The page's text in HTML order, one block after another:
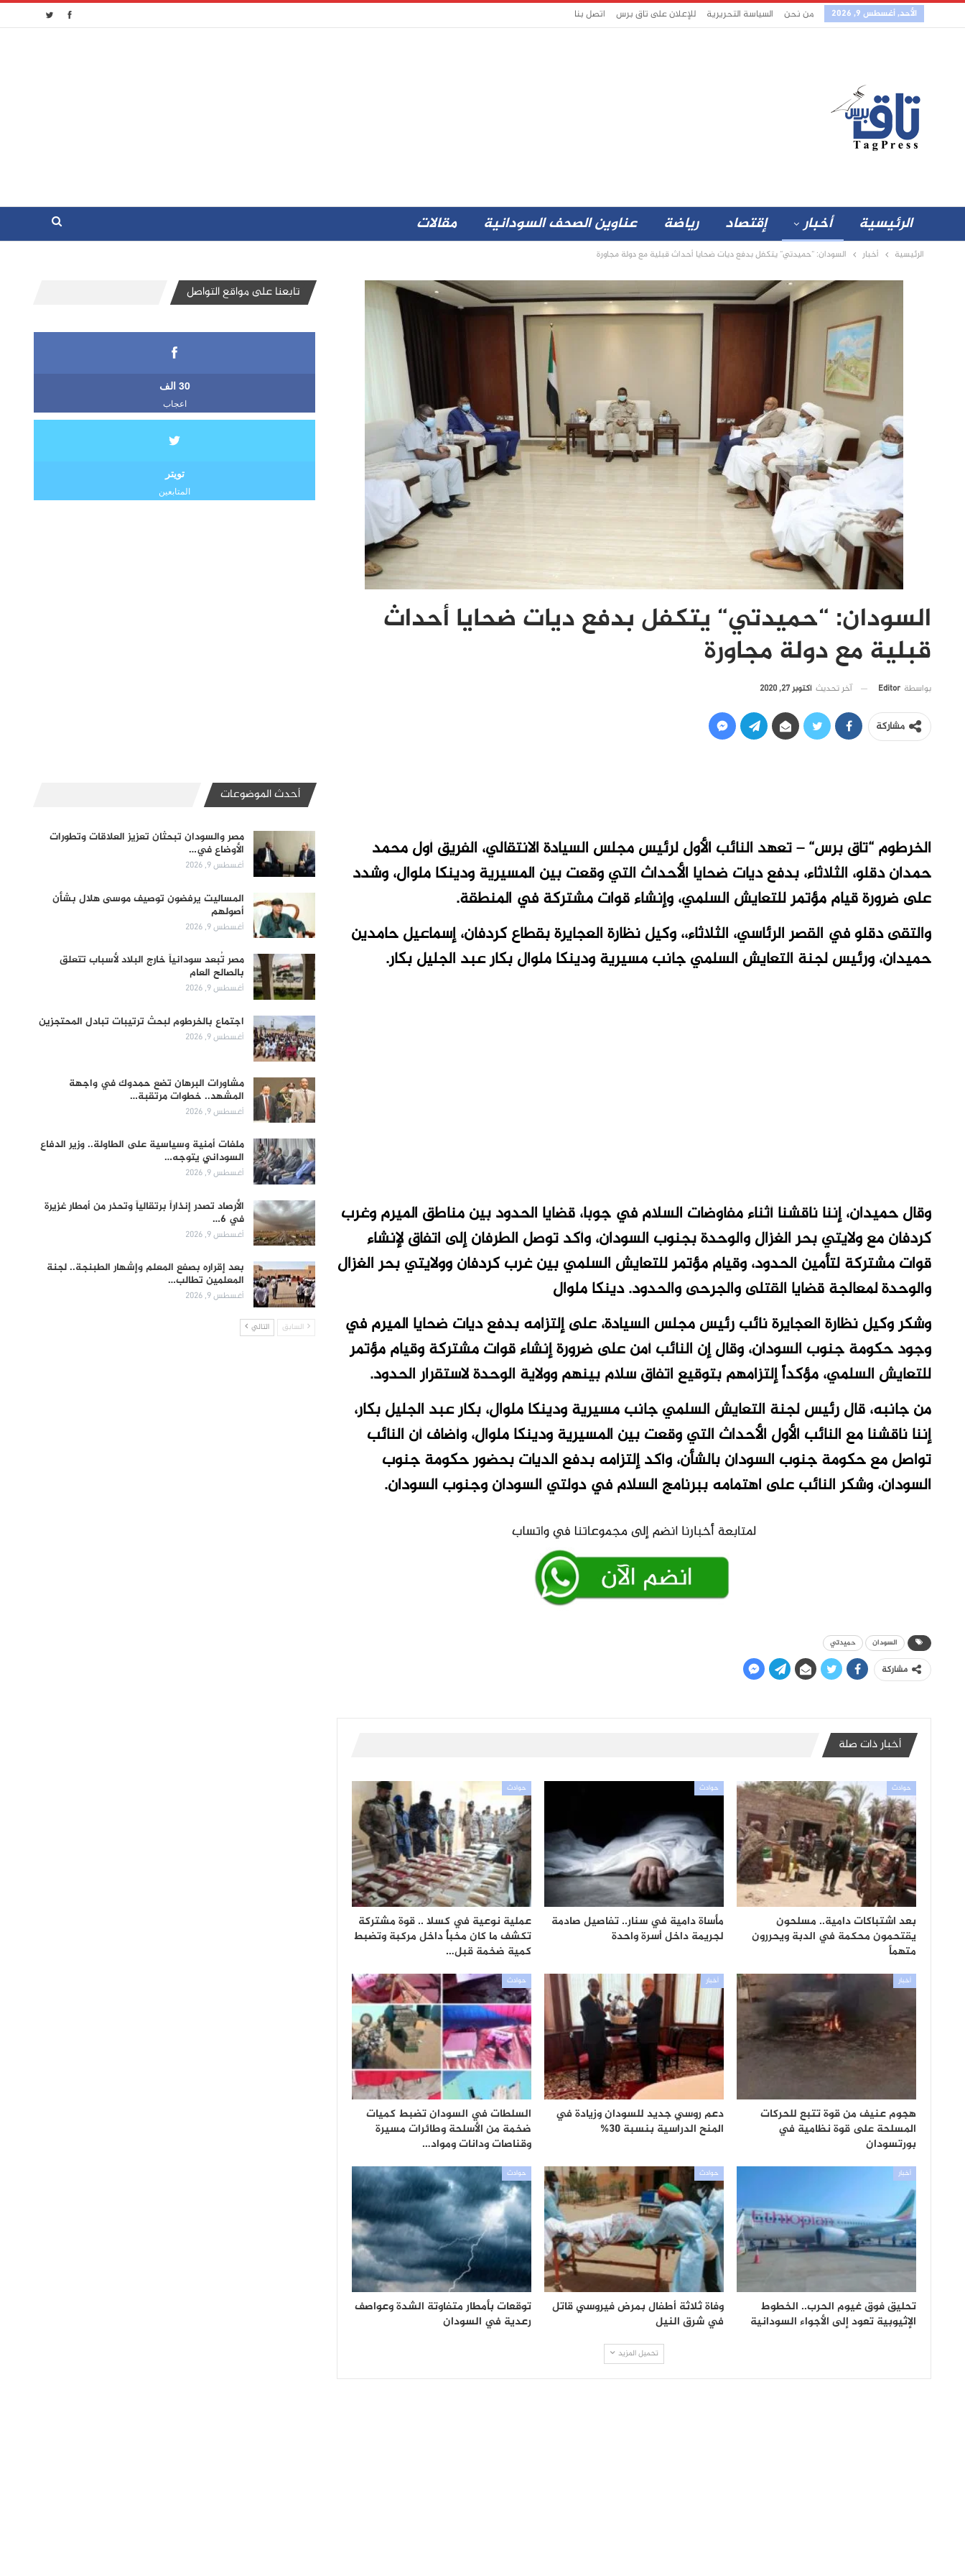
الأحد, أغسطس 9, 2026 من نحن السياسة التحريرية للإعلان على تاق برس اتصل بنا
الرئيسية أخبار إقتصاد رياضة عناوين الصحف السودانية مقالات
الرئيسية أخبار السودان: “حميدتي“ يتكفل بدفع ديات ضحايا أحداث قبلية مع دولة مجاورة
السودان: “حميدتي“ يتكفل بدفع ديات ضحايا أحداث
قبلية مع دولة مجاورة
بواسطة Editor آخر تحديث أكتوبر 27, 2020
مشاركة
الخرطوم “تاق برس“ – تعهد النائب الأول لرئيس مجلس السيادة الانتقالي، الفريق أول محمد
حمدان دقلو، الثلاثاء، بدفع ديات ضحايا الأحداث التي وقعت بين المسيرية ودينكا ملوال، وشدد
على ضرورة قيام مؤتمر للتعايش السلمي، وإنشاء قوات مشتركة في المنطقة.
والتقى دقلو في القصر الرئاسي، الثلاثاء،، وكيل نظارة العجايرة بقطاع كردفان، إسماعيل حامدين
حميدان، ورئيس لجنة التعايش السلمي جانب مسيرية ودينكا ملوال بكار عبد الجليل بكار.
وقال حميدان، إننا ناقشنا أثناء مفاوضات السلام في جوبا، قضايا الحدود بين مناطق الميرم وغرب
كردفان مع ولايتي بحر الغزال والوحدة بجنوب السودان، وأكد توصل الطرفان إلى اتفاق لإنشاء
قوات مشتركة لتأمين الحدود، وقيام مؤتمر للتعايش السلمي بين غرب كردفان وولايتي بحر الغزال
والوحدة لمعالجة قضايا القتلى والجرحى والحدود. دينكا ملوال
وشكر وكيل نظارة العجايرة نائب رئيس مجلس السيادة، على إلتزامه بدفع ديات ضحايا الميرم في
وجود حكومة جنوب السودان، وقال إن النائب أمن على ضرورة إنشاء قوات مشتركة وقيام مؤتمر
للتعايش السلمي، مؤكداً إلتزامهم بتوقيع اتفاق سلام بينهم وولاية الوحدة لاستقرار الحدود.
من جانبه، قال رئيس لجنة التعايش السلمي جانب مسيرية ودينكا ملوال، بكار عبد الجليل بكار،
إننا ناقشنا مع النائب الأول الأحداث التي وقعت بين المسيرية ودينكا ملوال، وأضاف أن النائب
تواصل مع حكومة جنوب السودان بالشأن، وأكد إلتزامه بدفع الديات بحضور حكومة جنوب
السودان، وشكر النائب على اهتمامه ببرنامج السلام في دولتي السودان وجنوب السودان.
السودان حميدتي
مشاركة
أخبار ذات صلة
حوادث
بعد اشتباكات دامية.. مسلحون
يقتحمون محكمة في الدبة ويحررون
متهماً
حوادث
مأساة دامية في سنار.. تفاصيل صادمة
لجريمة داخل أسرة واحدة
حوادث
عملية نوعية في كسلا .. قوة مشتركة
تكشف ما كان مخبأً داخل مركبة وتضبط
كمية ضخمة قبل…
أخبار
هجوم عنيف من قوة تتبع للحركات
المسلحة على قوة نظامية في
بورتسودان
أخبار
دعم روسي جديد للسودان وزيادة في
المنح الدراسية بنسبة 30%
حوادث
السلطات في السودان تضبط كميات
ضخمة من الأسلحة وطائرات مسيرة
وقناصات ودانات ومواد…
أخبار
تحليق فوق غيوم الحرب.. الخطوط
الإثيوبية تعود إلى الأجواء السودانية
حوادث
وفاة ثلاثة أطفال بمرض فيروسي قاتل
في شرق النيل
حوادث
توقعات بأمطار متفاوتة الشدة وعواصف
رعدية في السودان
تحميل المزيد
تابعنا على مواقع التواصل
30 الف
اعجاب
تويتر
المتابعين
أحدث الموضوعات
مصر والسودان تبحثان تعزيز العلاقات وتطورات
الأوضاع في…
أغسطس 9, 2026
المساليت يرفضون توصيف موسى هلال بشأن
أصولهم
أغسطس 9, 2026
مصر تُبعد سودانياً خارج البلاد لأسباب تتعلق
بالصالح العام
أغسطس 9, 2026
اجتماع بالخرطوم لبحث ترتيبات تبادل المحتجزين
أغسطس 9, 2026
مشاورات البرهان تضع حمدوك في واجهة
المشهد.. خطوات مرتقبة…
أغسطس 9, 2026
ملفات أمنية وسياسية على الطاولة.. وزير الدفاع
السوداني يتوجه…
أغسطس 9, 2026
الأرصاد تصدر إنذاراً برتقالياً وتحذر من أمطار غزيرة
في 6…
أغسطس 9, 2026
بعد إقراره بصفع المعلم وإشهار الطبنجة.. لجنة
المعلمين تطالب…
أغسطس 9, 2026
السابق التالي